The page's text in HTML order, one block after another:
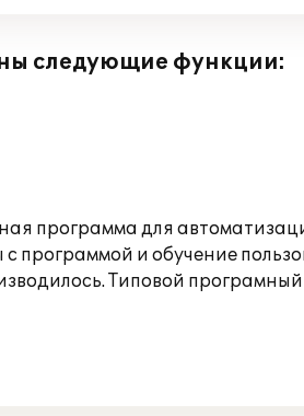
следующие функции:
программа для
программой и обучение
Типовой